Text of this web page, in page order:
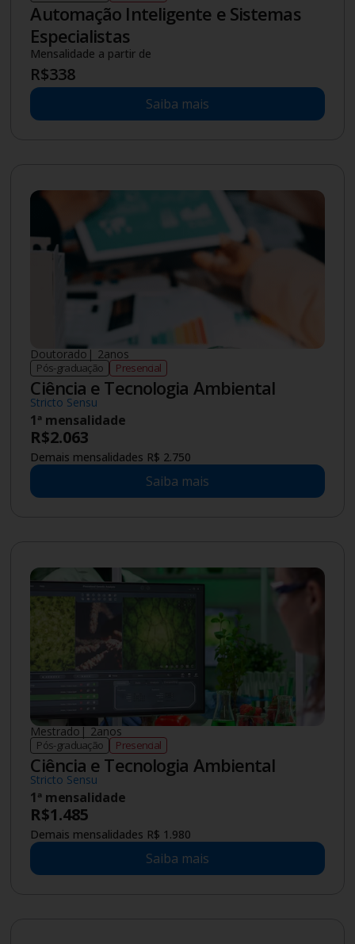
Automação Inteligente e Sistemas
Especialistas
Mensalidade a partir de
R$338
Saiba mais
Doutorado| 2anos
Pós-graduação Presencial
Ciência e Tecnologia Ambiental
Stricto Sensu
1ª mensalidade
R$2.063
Demais mensalidades R$ 2.750
Saiba mais
Mestrado| 2anos
Pós-graduação Presencial
Ciência e Tecnologia Ambiental
Stricto Sensu
1ª mensalidade
R$1.485
Demais mensalidades R$ 1.980
Saiba mais